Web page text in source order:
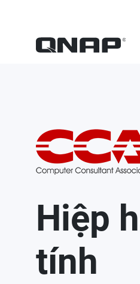
Hiệp
tính